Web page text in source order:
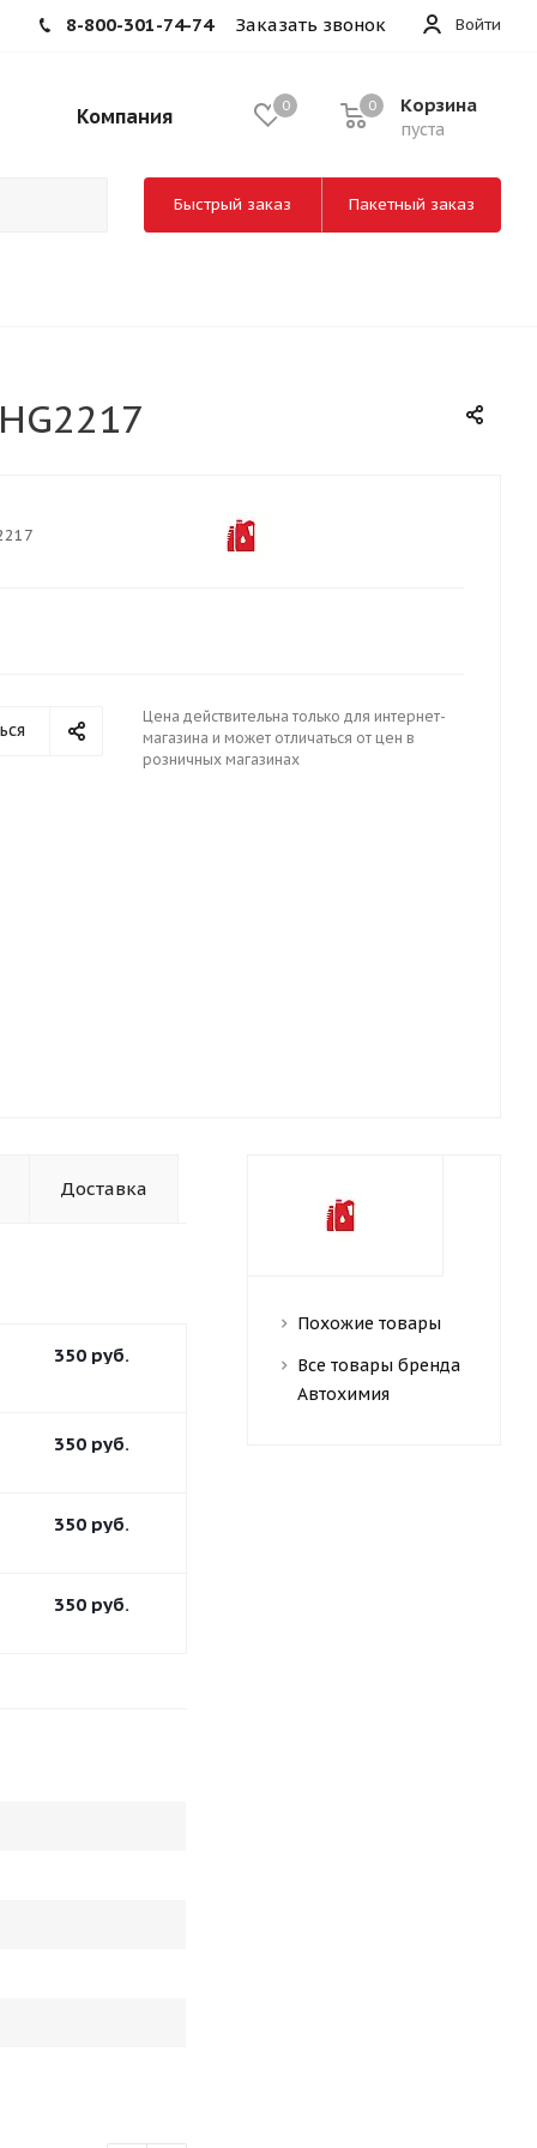
Войти
8-800-301-74-74 Заказать звонок
0 Корзина
пуста
0
Компания
Быстрый заказ Пакетный заказ
Цена действительна только для интернет-
магазина и может отличаться от цен в
розничных магазинах
Доставка
350руб.
350руб.
350руб.
350руб.
Похожие товары
Все товары бренда
Автохимия